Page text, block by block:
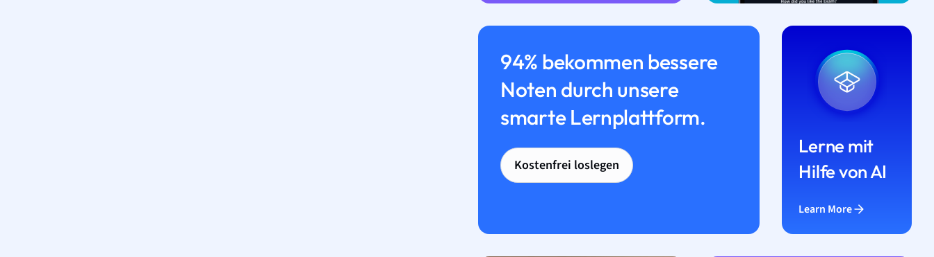
94% bekommen bessere
Noten durch unsere
smarte Lernplattform.
Kostenfrei loslegen
Lerne mit
Hilfe von AI
Learn More